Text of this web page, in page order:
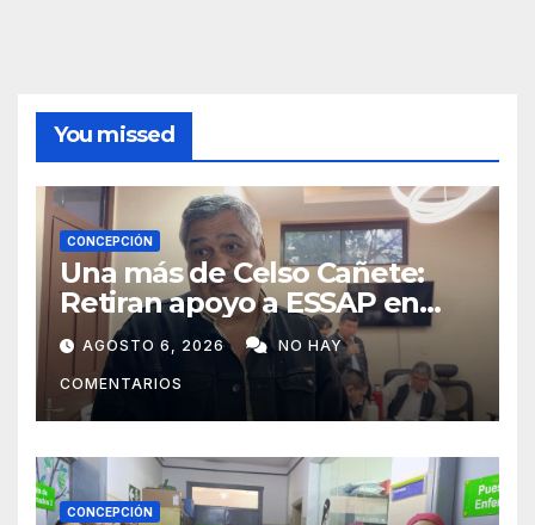
You missed
CONCEPCIÓN
Una más de Celso Cañete:
Retiran apoyo a ESSAP en
Concepción
AGOSTO 6, 2026 NO HAY
COMENTARIOS
CONCEPCIÓN